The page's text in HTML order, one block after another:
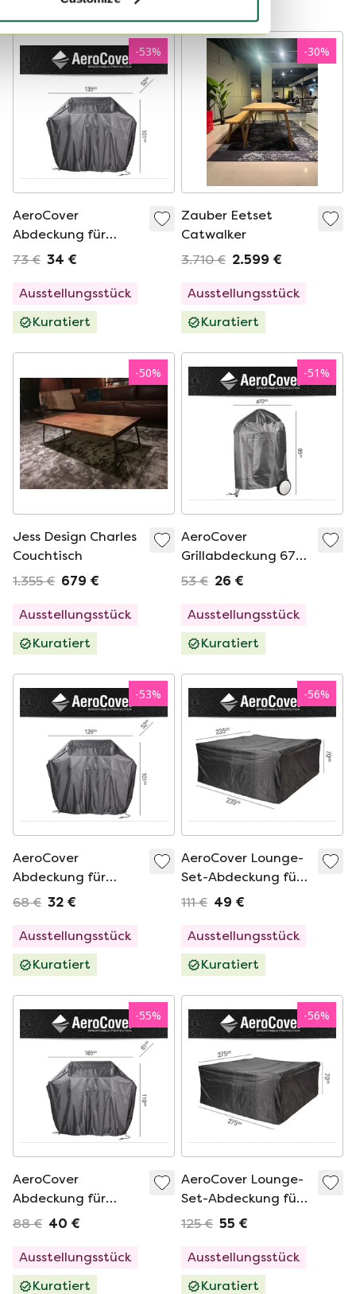
-53%
AeroCover
Abdeckung für
Außenküche M
73 € 34 €
Ausstellungsstück
Kuratiert
-30%
Zauber Eetset
Catwalker
3.710 € 2.599 €
Ausstellungsstück
Kuratiert
-50%
Jess Design Charles
Couchtisch
1.355 € 679 €
Ausstellungsstück
Kuratiert
-51%
AeroCover
Grillabdeckung 67
cm Gartenzubehör
53 € 26 €
Ausstellungsstück
Kuratiert
-53%
AeroCover
Abdeckung für
Außenküchen und
68 € 32 €
Ausstellungsstück
Kuratiert
-56%
AeroCover Lounge-
Set-Abdeckung für
Gartenaccessoires -
111 € 49 €
Ausstellungsstück
Kuratiert
-55%
AeroCover
Abdeckung für
Außenküche XL
88 € 40 €
Ausstellungsstück
Kuratiert
-56%
AeroCover Lounge-
Set-Abdeckung für
Gartenaccessoires -
125 € 55 €
Ausstellungsstück
Kuratiert